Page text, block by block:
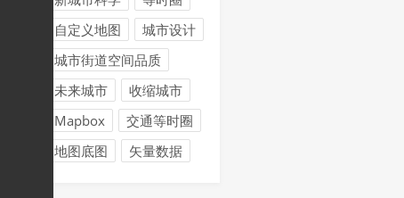
自定义地图
城市设计
城市街道空间品质
未来城市
收缩城市
Mapbox
交通等时圈
地图底图
矢量数据